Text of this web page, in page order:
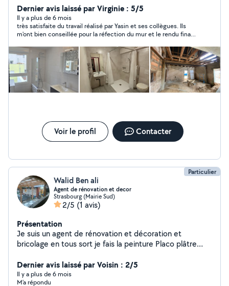
démolition, jardinage, plomberie et électricité. Sérieux,
ponctuel et méticuleux, je m'engage à fournir un travail
soigné et de qualité. N'hésitez pas à me contacter pour
échanger sur votre projet.
Dernier avis laissé par Virginie : 5/5
Il y a plus de 6 mois
très satisfaite du travail réalisé par Yasin et ses collègues. Ils
m'ont bien conseillée pour la réfection du mur et le rendu final
Voir le profil Contacter
Particulier
Walid Ben ali
Agent de rénovation et decor
Strasbourg (Mairie Sud)
2/5 (1 avis)
Présentation
Je suis un agent de rénovation et décoration et
bricolage en tous sort je fais la peinture Placo plâtre
marbre crépis ravalement de façade isolation carrelage
parquets marbre résine et d'autres petits réparations je
Dernier avis laissé par Voisin : 2/5
Il y a plus de 6 mois
M’a répondu